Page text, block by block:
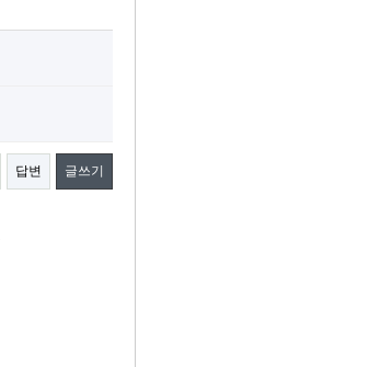
답변 글쓰기